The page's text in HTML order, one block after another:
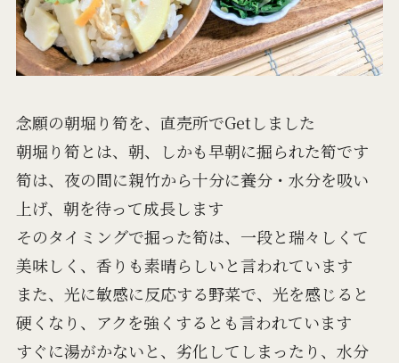
念願の朝堀り筍を、直売所でGetしました
朝堀り筍とは、朝、しかも早朝に掘られた筍です
筍は、夜の間に親竹から十分に養分・水分を吸い
上げ、朝を待って成長します
そのタイミングで掘った筍は、一段と瑞々しくて
美味しく、香りも素晴らしいと言われています
また、光に敏感に反応する野菜で、光を感じると
硬くなり、アクを強くするとも言われています
すぐに湯がかないと、劣化してしまったり、水分